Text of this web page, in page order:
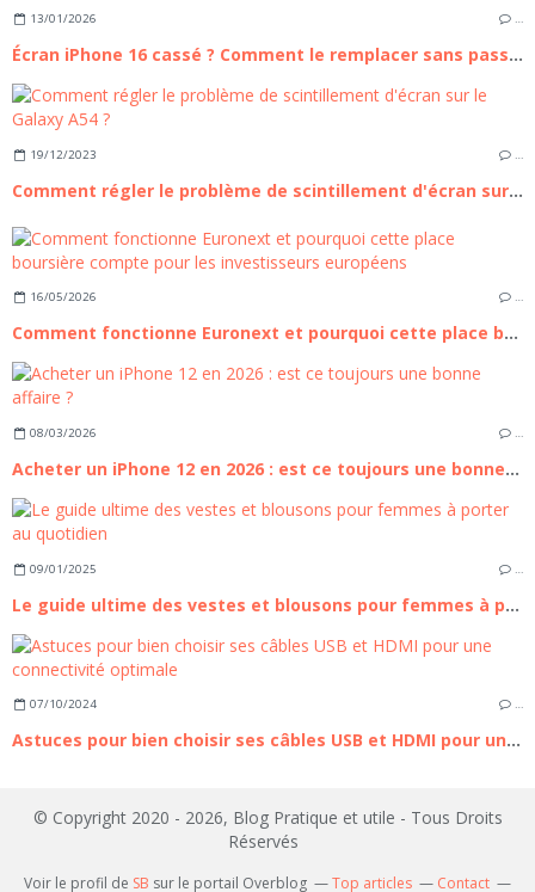
13/01/2026 …
Écran iPhone 16 cassé ? Comment le remplacer sans passer par un professionnel
19/12/2023 …
Comment régler le problème de scintillement d'écran sur le Galaxy A54 ?
16/05/2026 …
Comment fonctionne Euronext et pourquoi cette place boursière compte pour les investisseurs européens
08/03/2026 …
Acheter un iPhone 12 en 2026 : est ce toujours une bonne affaire ?
09/01/2025
Le guide ultime des vestes et blousons pour femmes à porter au quotidien
07/10/2024 …
Astuces pour bien choisir ses câbles USB et HDMI pour une connectivité optimale
© Copyright 2020 - 2026, Blog Pratique et utile - Tous Droits
Réservés
Voir le profil de SB sur le portail Overblog Top articles Contact